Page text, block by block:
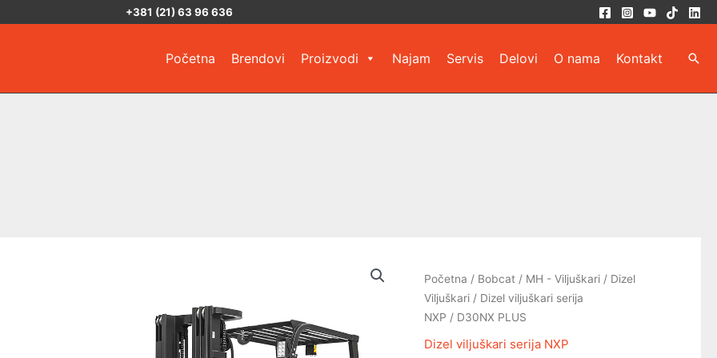
+381 (21) 63 96 636
Početna Brendovi Proizvodi Najam Servis Delovi O nama Kontakt
Početna / Bobcat / MH - Viljuškari / Dizel
Viljuškari / Dizel viljuškari serija
NXP / D30NX PLUS
Dizel viljuškari serija NXP